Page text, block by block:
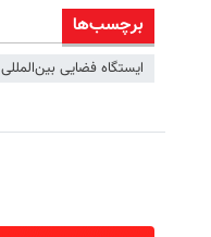
برچسب‌ها
ایستگاه فضایی بین‌المللی